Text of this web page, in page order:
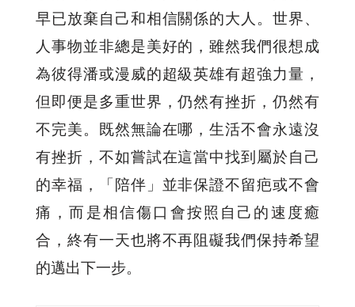
早已放棄自己和相信關係的大人。世界、
人事物並非總是美好的，雖然我們很想成
為彼得潘或漫威的超級英雄有超強力量，
但即便是多重世界，仍然有挫折，仍然有
不完美。既然無論在哪，生活不會永遠沒
有挫折，不如嘗試在這當中找到屬於自己
的幸福，「陪伴」並非保證不留疤或不會
痛，而是相信傷口會按照自己的速度癒
合，終有一天也將不再阻礙我們保持希望
的邁出下一步。